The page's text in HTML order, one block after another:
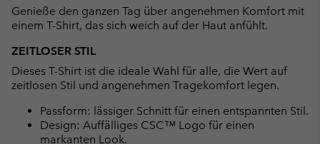
Genieße den ganzen Tag über angenehmen Komfort mit
einem T-Shirt, das sich weich auf der Haut anfühlt.
ZEITLOSER STIL
Dieses T-Shirt ist die ideale Wahl für alle, die Wert auf
zeitlosen Stil und angenehmen Tragekomfort legen.
Passform: lässiger Schnitt für einen entspannten Stil.
Design: Auffälliges CSC™ Logo für einen
markanten Look.